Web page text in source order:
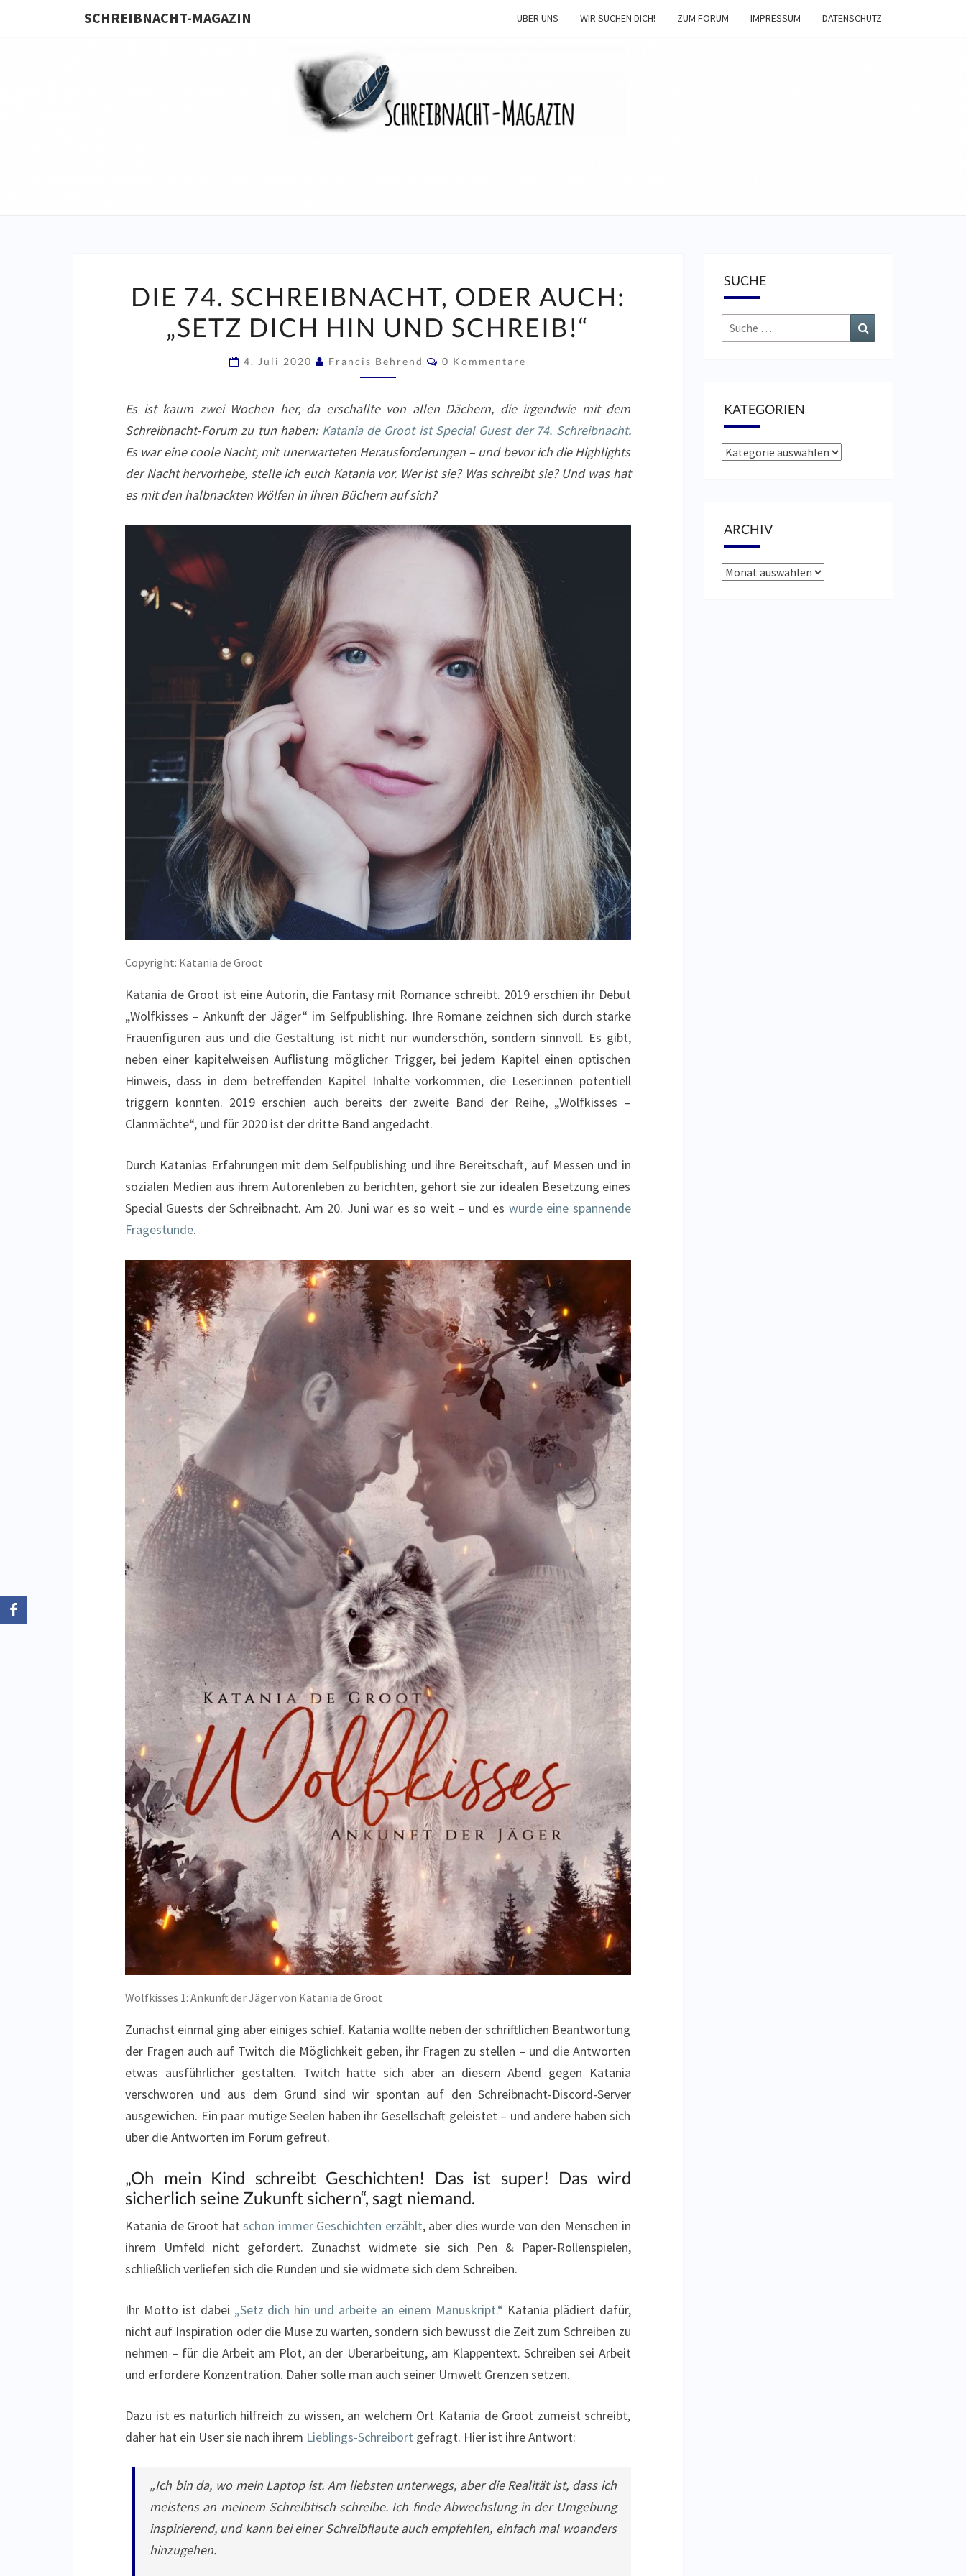
SCHREIBNACHT-MAGAZIN ÜBER UNS WIR SUCHEN DICH! ZUM FORUM IMPRESSUM DATENSCHUTZ
74.
SCHREIBNACHT,
ODER
AUCH:
DICH
HIN
UND
SCHREIB!“
DIE 74. SCHREIBNACHT, ODER AUCH:
„SETZ DICH HIN UND SCHREIB!“
4. Juli 2020 Francis Behrend Kommentare
0 Kommentare
Es ist kaum zwei Wochen her, da erschallte von allen Dächern, die irgendwie mit dem
Schreibnacht-Forum zu tun haben: Katania de Groot ist Special Guest der 74. Schreibnacht.
Es war eine coole Nacht, mit unerwarteten Herausforderungen – und bevor ich die Highlights
der Nacht hervorhebe, stelle ich euch Katania vor. Wer ist sie? Was schreibt sie? Und was hat
es mit den halbnackten Wölfen in ihren Büchern auf sich?
Copyright: Katania de Groot
Katania de Groot ist eine Autorin, die Fantasy mit Romance schreibt. 2019 erschien ihr Debüt
„Wolfkisses – Ankunft der Jäger“ im Selfpublishing. Ihre Romane zeichnen sich durch starke
Frauenfiguren aus und die Gestaltung ist nicht nur wunderschön, sondern sinnvoll. Es gibt,
neben einer kapitelweisen Auflistung möglicher Trigger, bei jedem Kapitel einen optischen
Hinweis, dass in dem betreffenden Kapitel Inhalte vorkommen, die Leser:innen potentiell
triggern könnten. 2019 erschien auch bereits der zweite Band der Reihe, „Wolfkisses –
Clanmächte“, und für 2020 ist der dritte Band angedacht.
Durch Katanias Erfahrungen mit dem Selfpublishing und ihre Bereitschaft, auf Messen und in
sozialen Medien aus ihrem Autorenleben zu berichten, gehört sie zur idealen Besetzung eines
Special Guests der Schreibnacht. Am 20. Juni war es so weit – und es wurde eine spannende
Fragestunde.
Wolfkisses 1: Ankunft der Jäger von Katania de Groot
Zunächst einmal ging aber einiges schief. Katania wollte neben der schriftlichen Beantwortung
der Fragen auch auf Twitch die Möglichkeit geben, ihr Fragen zu stellen – und die Antworten
etwas ausführlicher gestalten. Twitch hatte sich aber an diesem Abend gegen Katania
verschworen und aus dem Grund sind wir spontan auf den Schreibnacht-Discord-Server
ausgewichen. Ein paar mutige Seelen haben ihr Gesellschaft geleistet – und andere haben sich
über die Antworten im Forum gefreut.
„Oh mein Kind schreibt Geschichten! Das ist super! Das wird
sicherlich seine Zukunft sichern“, sagt niemand.
Katania de Groot hatschon immer Geschichten erzählt, aber dies wurde von den Menschen in
ihrem Umfeld nicht gefördert. Zunächst widmete sie sich Pen & Paper-Rollenspielen,
schließlich verliefen sich die Runden und sie widmete sich dem Schreiben.
Ihr Motto ist dabei „Setz dich hin und arbeite an einem Manuskript.“ Katania plädiert dafür,
nicht auf Inspiration oder die Muse zu warten, sondern sich bewusst die Zeit zum Schreiben zu
nehmen – für die Arbeit am Plot, an der Überarbeitung, am Klappentext. Schreiben sei Arbeit
und erfordere Konzentration. Daher solle man auch seiner Umwelt Grenzen setzen.
Dazu ist es natürlich hilfreich zu wissen, an welchem Ort Katania de Groot zumeist schreibt,
daher hat ein User sie nach ihrem Lieblings-Schreibort gefragt. Hier ist ihre Antwort:
„Ich bin da, wo mein Laptop ist. Am liebsten unterwegs, aber die Realität ist, dass ich
meistens an meinem Schreibtisch schreibe. Ich finde Abwechslung in der Umgebung
inspirierend, und kann bei einer Schreibflaute auch empfehlen, einfach mal woanders
hinzugehen.
SUCHE
Suche
nach:
KATEGORIEN
Kategorien
ARCHIV
Archiv